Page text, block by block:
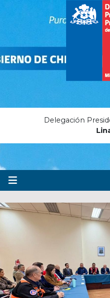
Delegación